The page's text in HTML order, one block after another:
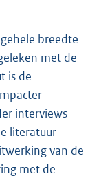
breedte
met de
is de
interviews
literatuur
van de
met de